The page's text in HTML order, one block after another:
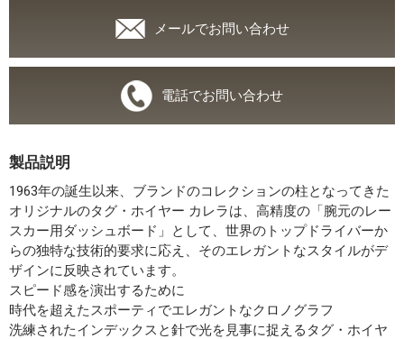
メールでお問い合わせ
電話でお問い合わせ
製品説明
1963年の誕生以来、ブランドのコレクションの柱となってきた
オリジナルのタグ・ホイヤー カレラは、高精度の「腕元のレー
スカー用ダッシュボード」として、世界のトップドライバーか
らの独特な技術的要求に応え、そのエレガントなスタイルがデ
ザインに反映されています。
スピード感を演出するために
時代を超えたスポーティでエレガントなクロノグラフ
洗練されたインデックスと針で光を見事に捉えるタグ・ホイヤ